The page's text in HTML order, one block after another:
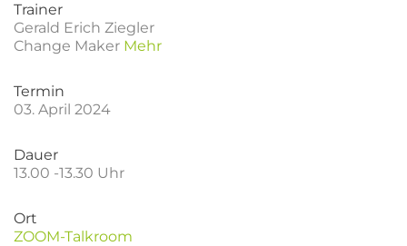
Trainer
Gerald Erich Ziegler
Change Maker Mehr
Termin
03. April 2024
Dauer
13.00 -13.30 Uhr
Ort
ZOOM-Talkroom